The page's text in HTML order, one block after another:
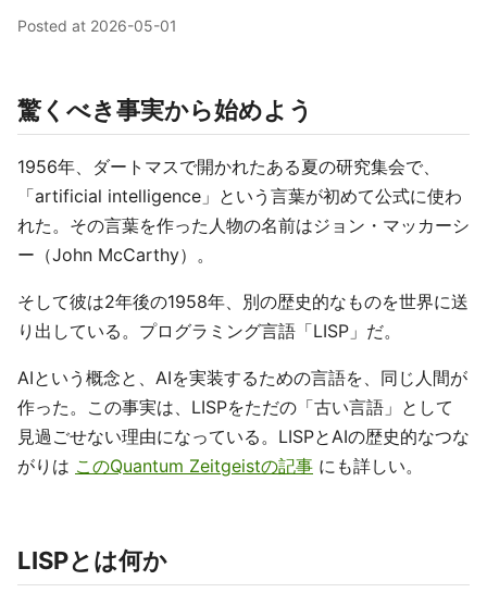
Posted at 2026-05-01
驚くべき事実から始めよう
1956年、ダートマスで開かれたある夏の研究集会で、
「artificial intelligence」という言葉が初めて公式に使わ
れた。その言葉を作った人物の名前はジョン・マッカーシ
ー（John McCarthy）。
そして彼は2年後の1958年、別の歴史的なものを世界に送
り出している。プログラミング言語「LISP」だ。
AIという概念と、AIを実装するための言語を、同じ人間が
作った。この事実は、LISPをただの「古い言語」として
見過ごせない理由になっている。LISPとAIの歴史的なつな
がりは このQuantum Zeitgeistの記事 にも詳しい。
LISPとは何か